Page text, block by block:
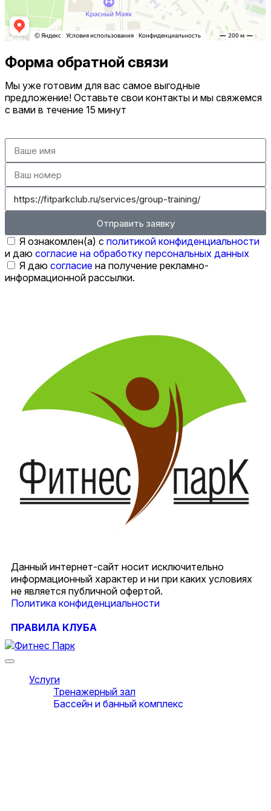
Форма обратной связи
Мы уже готовим для вас самое выгодные
предложение! Оставьте свои контакты и мы свяжемся
с вами в течение 15 минут
Отправить заявку
Я ознакомлен(а) с политикой конфиденциальности
и даю согласие на обработку персональных данных
Я даю согласие на получение рекламно-
информационной рассылки.
Данный интернет-сайт носит исключительно
информационный характер и ни при каких условиях
не является публичной офертой.
Политика конфиденциальности
ПРАВИЛА КЛУБА
Услуги
Тренажерный зал
Бассейн и банный комплекс